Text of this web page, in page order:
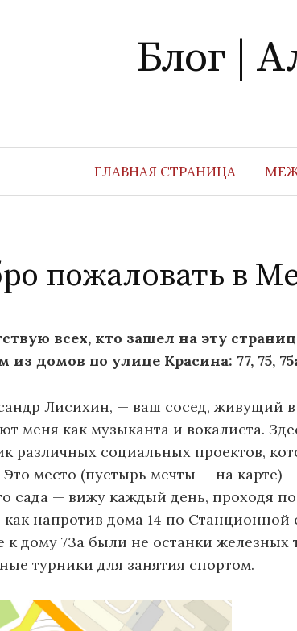
Блог |
ГЛАВНАЯ СТРАНИЦА
пожаловать в
всех, кто зашел на эту
из домов по улице Красина: 77, 75,
Лисихин, — ваш сосед, живущий
меня как музыканта и вокалиста.
различных социальных проектов,
Это место (пустырь мечты — на карте)
сада — вижу каждый день, проходя
напротив дома 14 по Станционной
к дому 73а были не останки железных
турники для занятия спортом.